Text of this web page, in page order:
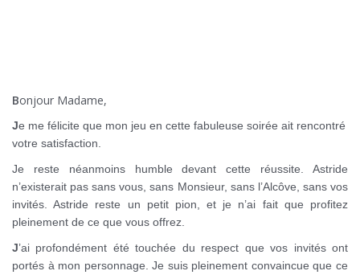
Bonjour Madame,
Je me félicite que mon jeu en cette fabuleuse soirée ait rencontré
votre satisfaction.
Je reste néanmoins humble devant cette réussite. Astride
n’existerait pas sans vous, sans Monsieur, sans l’Alcôve, sans vos
invités. Astride reste un petit pion, et je n’ai fait que profitez
pleinement de ce que vous offrez.
J’ai profondément été touchée du respect que vos invités ont
portés à mon personnage. Je suis pleinement convaincue que ce